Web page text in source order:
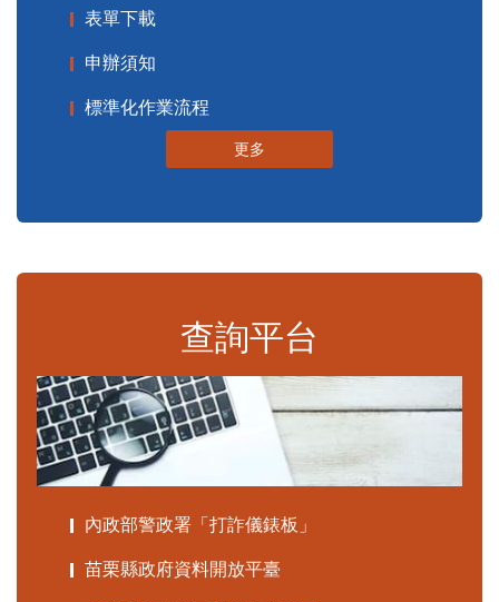
表單下載
申辦須知
標準化作業流程
更多
查詢平台
內政部警政署「打詐儀錶板」
苗栗縣政府資料開放平臺